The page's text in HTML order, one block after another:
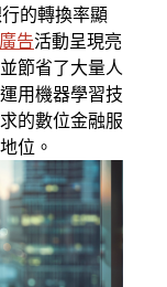
的轉換率顯
告活動呈現亮
節省了大量人
用機器學習技
的數位金融服
位。